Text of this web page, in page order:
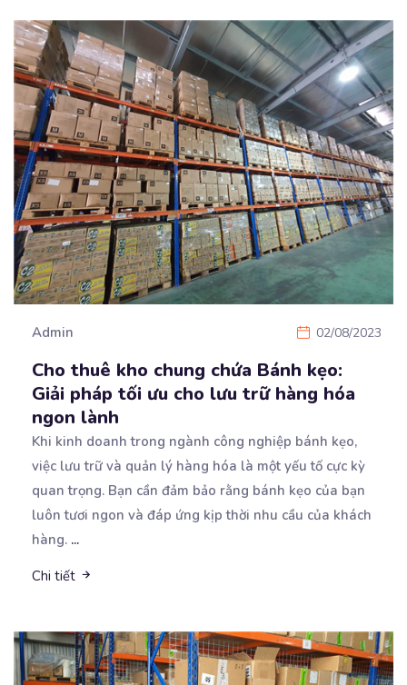
Admin 02/08/2023
Cho thuê kho chung chứa Bánh kẹo:
Giải pháp tối ưu cho lưu trữ hàng hóa
ngon lành
Khi kinh doanh trong ngành công nghiệp bánh kẹo,
việc lưu trữ và quản lý hàng hóa là một yếutố cực kỳ
quan trọng. Bạn cần đảm bảo rằng bánh kẹo của bạn
luôn tươi ngon và đáp ứng kịp thời nhu cầu của khách
hàng. ...
Chi tiết